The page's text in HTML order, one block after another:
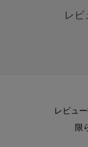
レビ
レビュ
限